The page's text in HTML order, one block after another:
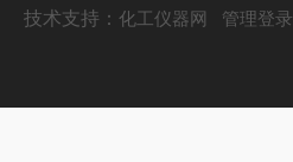
技术支持： 化工仪器网 管理登录